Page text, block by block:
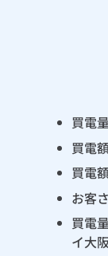
買電
買電
買電
お客
買電
イ大